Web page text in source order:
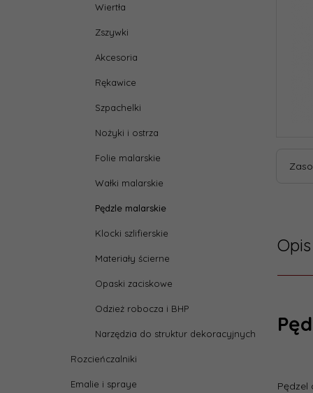
Wiertła
Zszywki
Akcesoria
Rękawice
Szpachelki
Nożyki i ostrza
Folie malarskie
Wałki malarskie
Pędzle malarskie
Klocki szlifierskie
Materiały ścierne
Opaski zaciskowe
Odzież robocza i BHP
Narzędzia do struktur dekoracyjnych
Rozcieńczalniki
Emalie i spraye Pędzel